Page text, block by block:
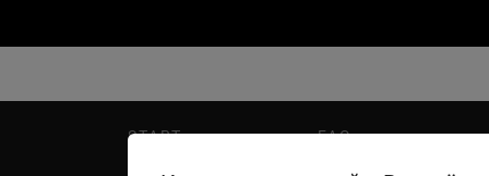
START
FAQ